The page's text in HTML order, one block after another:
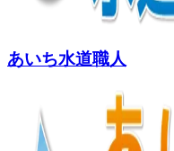
あいち水道職人